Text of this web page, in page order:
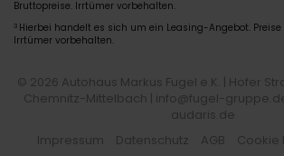
Bruttopreise. Irrtümer vorbehalten.
3 Hierbei handelt es sich um ein Leasing-Angebot.
Irrtümer vorbehalten.
© 2026 Autohaus Markus Fugel e.K. | Hofer
Chemnitz-Mittelbach | info@fugel-gruppe.de
audaris.de
Impressum
Datenschutz AGB Cookie